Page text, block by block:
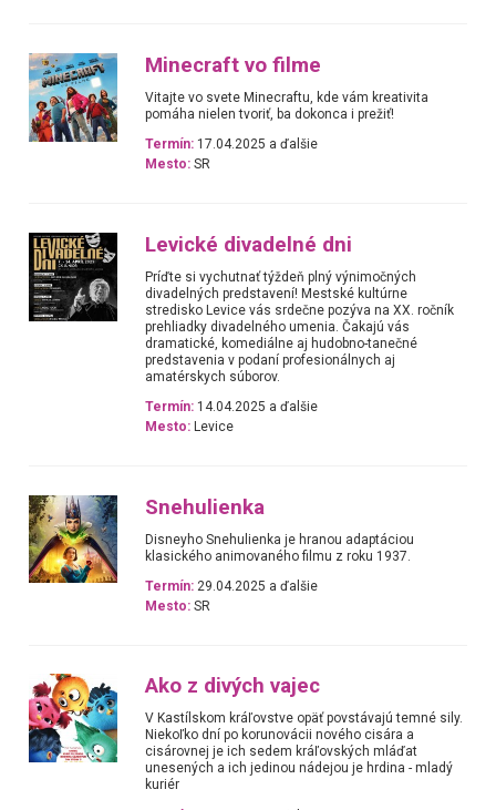
Minecraft vo filme
Vitajte vo svete Minecraftu, kde vám kreativita
pomáha nielen tvoriť, ba dokonca i prežiť!
Termín: 17.04.2025 a ďalšie
Mesto: SR
Levické divadelné dni
Príďte si vychutnať týždeň plný výnimočných
divadelných predstavení! Mestské kultúrne
stredisko Levice vás srdečne pozýva na XX. ročník
prehliadky divadelného umenia. Čakajú vás
dramatické, komediálne aj hudobno-tanečné
predstavenia v podaní profesionálnych aj
amatérskych súborov.
Termín: 14.04.2025 a ďalšie
Mesto: Levice
Snehulienka
Disneyho Snehulienka je hranou adaptáciou
klasického animovaného filmu z roku 1937.
Termín: 29.04.2025 a ďalšie
Mesto: SR
Ako z divých vajec
V Kastílskom kráľovstve opäť povstávajú temné sily.
Niekoľko dní po korunovácii nového cisára a
cisárovnej je ich sedem kráľovských mláďat
unesených a ich jedinou nádejou je hrdina - mladý
kuriér